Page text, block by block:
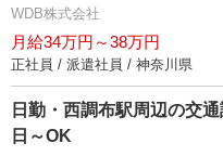
WDB株式会社
月給34万円～38万円
正社員 / 派遣社員 / 神奈川県
日勤・西調布駅周辺の交
日～OK